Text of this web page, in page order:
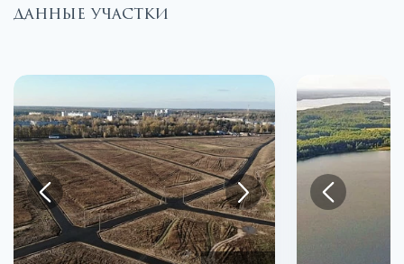
данные участки